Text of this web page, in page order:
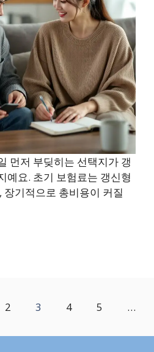
먼저 부딪히는 선택지가 갱
예요. 초기 보험료는 갱신형
기적으로 총비용이 커질
2 3 4 5 …